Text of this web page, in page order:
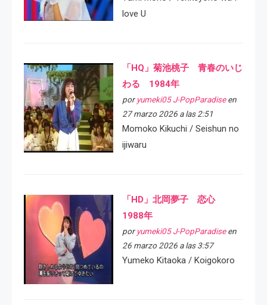
love U
「HQ」菊池桃子 青春のいじ
わる 1984年
por yumeki05 J-PopParadiseen
27 marzo 2026 a las 2:51
Momoko Kikuchi / Seishun no
ijiwaru
「HD」北岡夢子 恋心
1988年
por yumeki05 J-PopParadiseen
26 marzo 2026 a las 3:57
Yumeko Kitaoka / Koigokoro